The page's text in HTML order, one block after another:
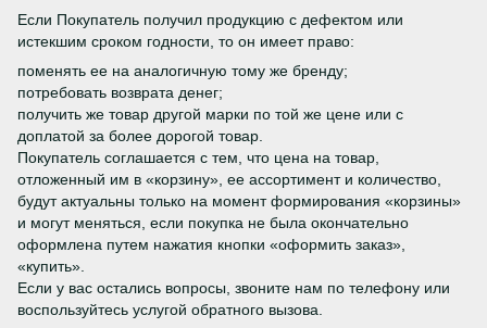
Если Покупатель получил продукцию с дефектом или
истекшим сроком годности, то он имеет право:
поменять ее на аналогичную тому же бренду;
потребовать возврата денег;
получить же товар другой марки по той же цене или с
доплатой за более дорогой товар.
Покупатель соглашается с тем, что цена на товар,
отложенный им в «корзину», ее ассортимент и количество,
будут актуальны только на момент формирования «корзины»
и могут меняться, если покупка не была окончательно
оформлена путем нажатия кнопки «оформить заказ»,
«купить».
Если у вас остались вопросы, звоните нам по телефону или
воспользуйтесь услугой обратного вызова.